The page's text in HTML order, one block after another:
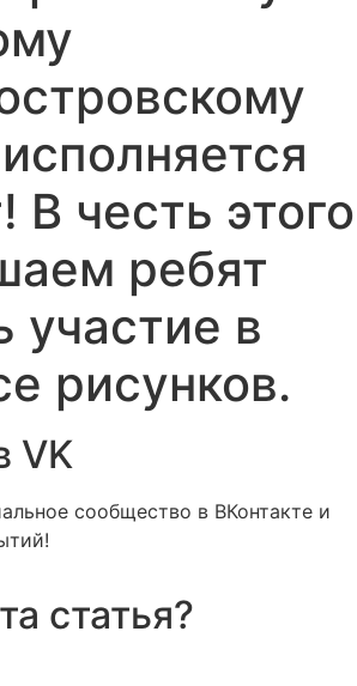
В честь этого
ребят
участие в
рисунков.
VK
сообщество в ВКонтакте и
статья?